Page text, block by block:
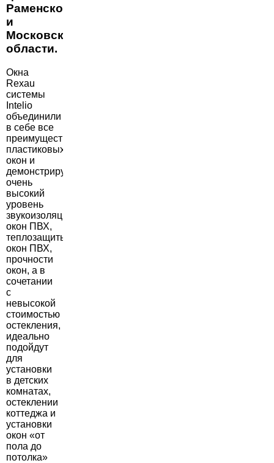
Раменском
и
Московской
области.
Окна
Rexau
системы
Intelio
объединили
в себе все
преимущества
пластиковых
окон и
демонстрируют
очень
высокий
уровень
звукоизоляции
окон ПВХ,
теплозащиты
окон ПВХ,
прочности
окон, а в
сочетании
с
невысокой
стоимостью
остекления,
идеально
подойдут
для
установки
в детских
комнатах,
остеклении
коттеджа и
установки
окон «от
пола до
потолка»